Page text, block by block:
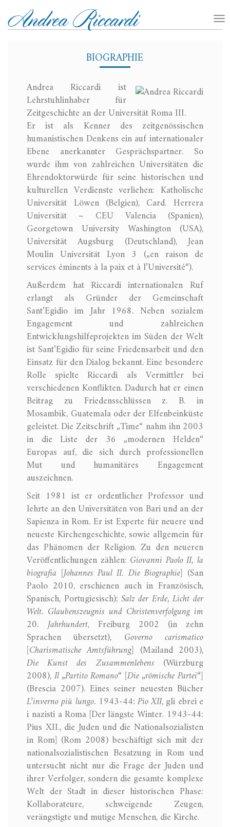
BIOGRAPHIE
Andrea Riccardi ist
Lehrstuhlinhaber für
Zeitgeschichte an der Universität Roma III.
Er ist als Kenner des zeitgenössischen
humanistischen Denkens ein auf internationaler
Ebene anerkannter Gesprächspartner. So
wurde ihm von zahlreichen Universitäten die
Ehrendoktorwürde für seine historischen und
kulturellen Verdienste verliehen: Katholische
Universität Löwen (Belgien), Card. Herrera
Universität – CEU Valencia (Spanien),
Georgetown University Washington (USA),
Universität Augsburg (Deutschland), Jean
Moulin Universität Lyon 3 („en raison de
services éminents à la paix et à l’Université“).
Außerdem hat Riccardi internationalen Ruf
erlangt als Gründer der Gemeinschaft
Sant’Egidio im Jahr 1968. Neben sozialem
Engagement und zahlreichen
Entwicklungshilfeprojekten im Süden der Welt
ist Sant’Egidio für seine Friedensarbeit und den
Einsatz für den Dialog bekannt. Eine besondere
Rolle spielte Riccardi als Vermittler bei
verschiedenen Konflikten. Dadurch hat er einen
Beitrag zu Friedensschlüssen z. B. in
Mosambik, Guatemala oder der Elfenbeinküste
geleistet. Die Zeitschrift „Time“ nahm ihn 2003
in die Liste der 36 „modernen Helden“
Europas auf, die sich durch professionellen
Mut und humanitäres Engagement
auszeichnen.
Seit 1981 ist er ordentlicher Professor und
lehrte an den Universitäten von Bari und an der
Sapienza in Rom. Er ist Experte für neuere und
neueste Kirchengeschichte, sowie allgemein für
das Phänomen der Religion. Zu den neueren
Veröffentlichungen zählen: Giovanni Paolo II, la
biografia [Johannes Paul II. Die Biographie] (San
Paolo 2010, erschienen auch in Französisch,
Spanisch, Portugiesisch);Salz der Erde, Licht der
Welt. Glaubenszeugnis und Christenverfolgung im
20. Jahrhundert, Freiburg 2002 (in zehn
Sprachen übersetzt), Governo carismatico
[Charismatische Amtsführung] (Mailand 2003),
Die Kunst des Zusammenlebens (Würzburg
2008),Il „Partito Romano“ [Die „römische Partei“]
(Brescia 2007). Eines seiner neuesten Bücher
L’inverno più lungo. 1943-44: Pio XII, gli ebrei e
i nazisti a Roma [Der längste Winter. 1943-44:
Pius XII., die Juden und die Nationalsozialisten
in Rom] (Rom 2008) beschäftigt sich mit der
nationalsozialistischen Besatzung in Rom und
untersucht nicht nur die Frage der Juden und
ihrer Verfolger, sondern die gesamte komplexe
Welt der Stadt in dieser historischen Phase:
Kollaborateure, schweigende Zeugen,
verängstigte und mutige Menschen, die Kirche.